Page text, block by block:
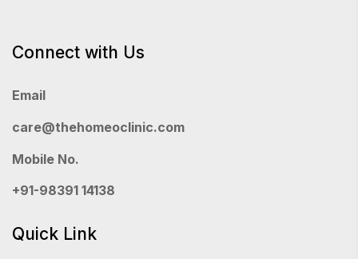
Connect with Us
Email
care@thehomeoclinic.com
Mobile No.
+91-98391 14138
Quick Link